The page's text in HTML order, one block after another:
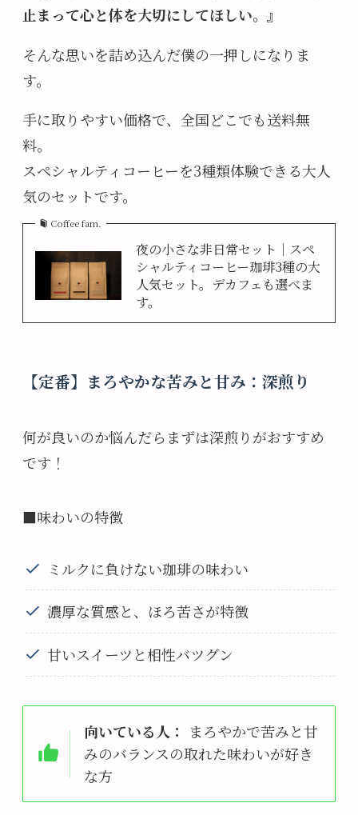
止まって心と体を大切にしてほしい。』
そんな思いを詰め込んだ僕の一押しになりま
す。
手に取りやすい価格で、全国どこでも送料無
料。
スペシャルティコーヒーを3種類体験できる大人
気のセットです。
Coffee fam.
夜の小さな非日常セット｜スペ
シャルティコーヒー珈琲3種の大
人気セット。デカフェも選べま
す。
【定番】まろやかな苦みと甘み：深煎り
何が良いのか悩んだらまずは深煎りがおすすめ
です！
■味わいの特徴
ミルクに負けない珈琲の味わい
濃厚な質感と、ほろ苦さが特徴
甘いスイーツと相性バツグン
向いている人：
まろやかで苦みと甘
みのバランスの取れた味わいが好き
な方